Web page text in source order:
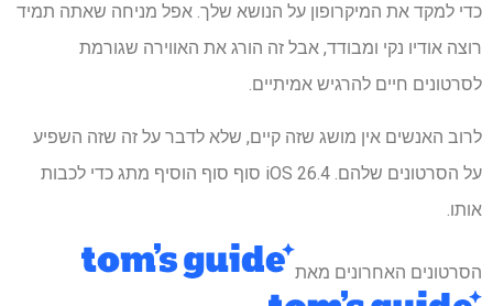
כדי למקד את המיקרופון על הנושא שלך. אפל מניחה שאתה תמיד
רוצה אודיו נקי ומבודד, אבל זה הורג את האווירה שגורמת
לסרטונים חיים להרגיש אמיתיים.
לרוב האנשים אין מושג שזה קיים, שלא לדבר על זה שזה השפיע
על הסרטונים שלהם. iOS 26.4 סוף סוף הוסיף מתג כדי לכבות
אותו.
הסרטונים האחרונים מאת